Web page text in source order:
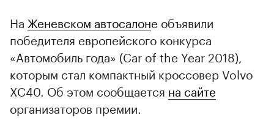
На Женевском автосалоне объявили
победителя европейского конкурса
«Автомобиль года» (Car of the Year 2018),
которым стал компактный кроссовер Volvo
XC40. Об этом сообщается на сайте
организаторов премии.